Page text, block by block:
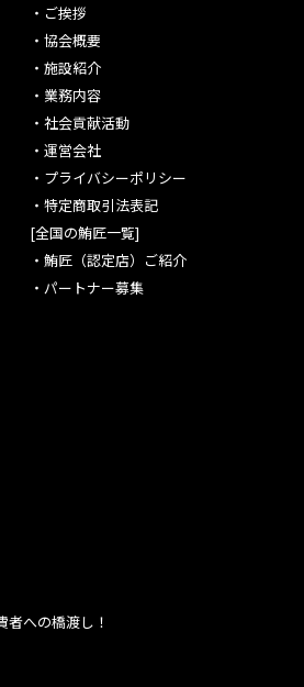
・ ご挨拶
・協会概要
・施設紹介
・ 業務内容
・社会貢献活動
・運営会社
・ プライバシーポリシー
・特定商取引法表記
[全国の鮪匠一覧]
・鮪匠（認定店）ご紹介
・パートナー募集
への橋渡し！